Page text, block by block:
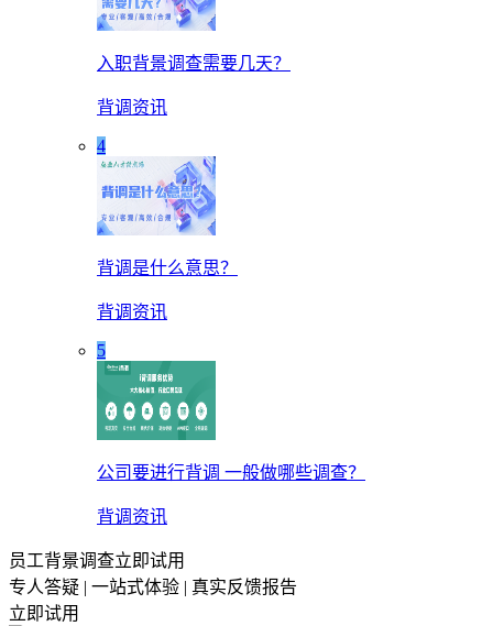
入职背景调查需要几天？
背调资讯
4
背调是什么意思？
背调资讯
5
公司要进行背调 一般做哪些调查？
背调资讯
员工背景调查立即试用
专人答疑 | 一站式体验 | 真实反馈报告
立即试用